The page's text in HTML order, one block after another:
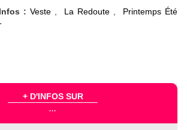
Infos : Veste, La Redoute, Printemps Été
+ D'INFOS SUR
...